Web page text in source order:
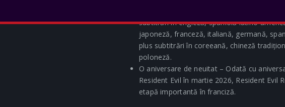
subtitrări în engleză, spaniolă latino-
japoneză, franceză, italiană, germană,
plus subtitrări în coreeană, chineză
poloneză.
O aniversare de neuitat – Odată cu
Resident Evil în martie 2026, Resident Evil
etapă importantă în franciză.